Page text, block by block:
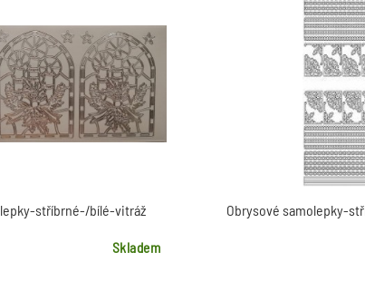
stříbrné-/bílé-vitráž
Skladem
Obrysové samolepky-